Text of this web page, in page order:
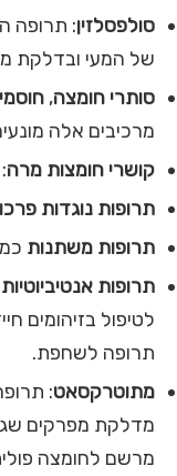
סולפסלזין: תרופה
של המעי ובדלקת
סותרי חומצה, חוסמי 2
מרכיבים אלה
קושרי חומצות מרה
תרופות נוגדות
תרופות משתנות
תרופות אנטיביוטיות
לטיפול בזיהומים
תרופה לשחפת.
מתוטרקסאט:
מדלקת מפרקים
מרשם לחומצה